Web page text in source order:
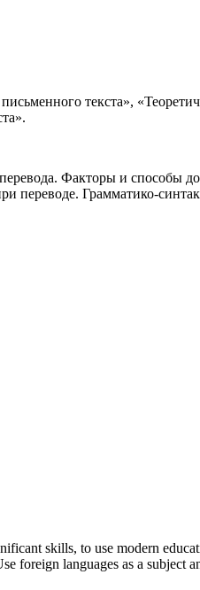
текста»,
Факторы и способы
переводе. Грамматико-
skills, to use modern
foreign languages as a subject